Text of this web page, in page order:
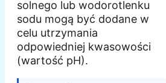
solnego lub wodorotlenku
sodu mogą być dodane w
celu utrzymania
odpowiedniej kwasowości
(wartość pH).